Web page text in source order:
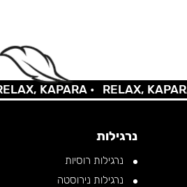
KAPARA • RELAX, KAPARA
נרגילות
נרגילות רוסיות
נרגילות נירוסטה